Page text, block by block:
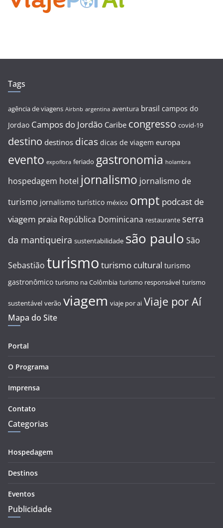
Tags
agência de viagens Airbnb argentina aventura brasil campos do
Jordao Campos do Jordão Caribe congresso covid-19
destino destinos dicas dicas de viagem europa
evento expoflora feriado gastronomia holambra
hospedagem hotel jornalismo jornalismo de
turismo jornalismo turístico méxico ompt podcast de
viagem praia República Dominicana restaurante serra
da mantiqueira sustentabilidade são paulo São
Sebastião turismo turismo cultural turismo
gastronômico turismo na Colômbia turismo responsável turismo
sustentável verão viagem viaje por ai Viaje por Aí
Mapa do Site
Portal
O Programa
Imprensa
Contato
Categorias
Hospedagem
Destinos
Eventos
Publicidade